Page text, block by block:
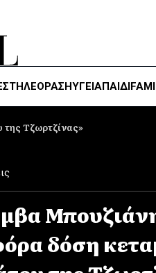
ΤΗΛΕΌΡΑΣΗΥΓΕΊΑΠΑΙΔΙ
Τζωρτζίνας»
δόση